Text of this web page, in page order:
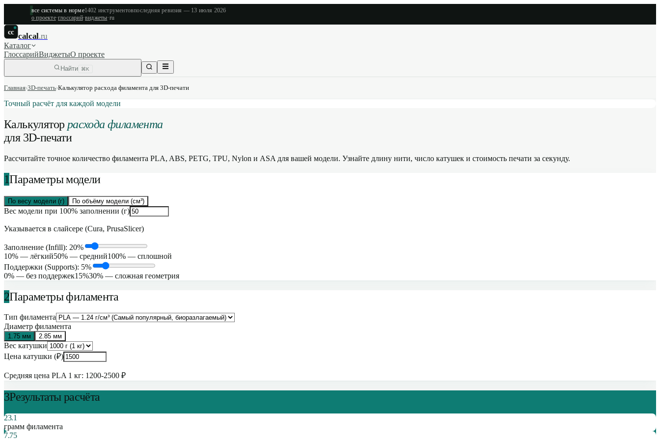
все системы в норме1402 инструментовпоследняя ревизия — 13 июля 2026
о проекте·глоссарий·виджеты·ru
cc calcal.ru
Каталог
ГлоссарийВиджетыО проекте
Найти ⌘K
Главная›3D-печать›Калькулятор расхода филамента для 3D-печати
Точный расчёт для каждой модели
Калькулятор расхода филамента
для 3D-печати
Рассчитайте точное количество филамента PLA, ABS, PETG, TPU, Nylon и ASA для вашей модели. Узнайте длину нити, число катушек и стоимость печати за секунду.
1Параметры модели
По весу модели (г) По объёму модели (см³)
Вес модели при 100% заполнении (г)
Указывается в слайсере (Cura, PrusaSlicer)
Заполнение (Infill): 20%
10% — лёгкий50% — средний100% — сплошной
Поддержки (Supports): 5%
0% — без поддержек15%30% — сложная геометрия
2Параметры филамента
Тип филамента
Диаметр филамента
1.75 мм 2.85 мм
Вес катушки
Цена катушки (₽)
Средняя цена PLA 1 кг: 1200-2500 ₽
3Результаты расчёта
23.1
грамм филамента
7.75